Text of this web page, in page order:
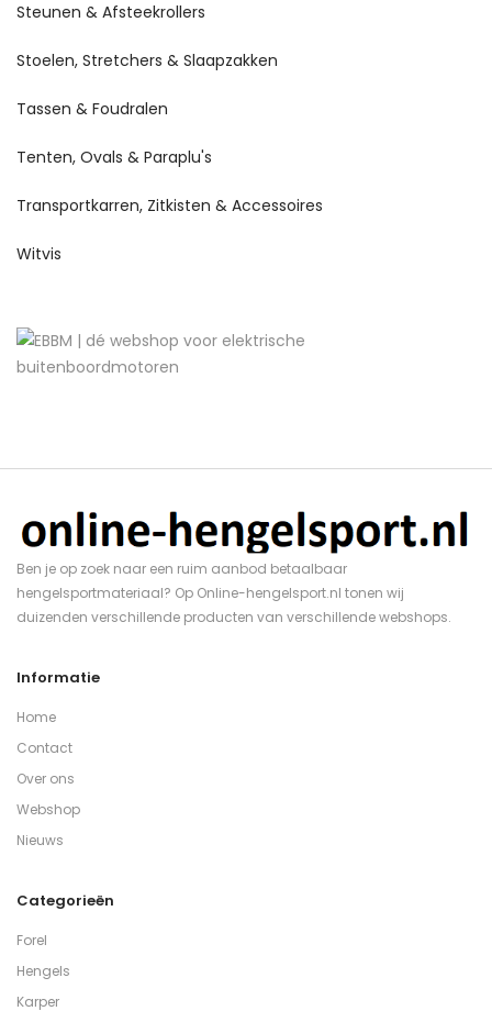
Steunen & Afsteekrollers
Stoelen, Stretchers & Slaapzakken
Tassen & Foudralen
Tenten, Ovals & Paraplu's
Transportkarren, Zitkisten & Accessoires
Witvis
Ben je op zoek naar een ruim aanbod betaalbaar
hengelsportmateriaal? Op Online-hengelsport.nl tonen wij
duizenden verschillende producten van verschillende webshops.
Informatie
Home
Contact
Over ons
Webshop
Nieuws
Categorieën
Forel
Hengels
Karper